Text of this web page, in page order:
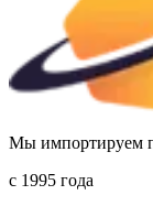
Мы импортируем
c 1995 года